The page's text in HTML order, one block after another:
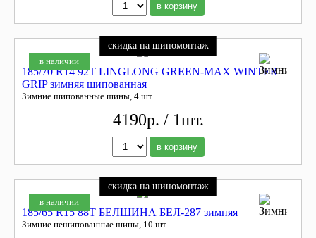
в корзину
в наличии
скидка на шиномонтаж
185/70 R14 92T LINGLONG GREEN-MAX WINTER
GRIP зимняя шипованная
Зимние шипованные шины, 4 шт
4190р. / 1шт.
в корзину
в наличии
скидка на шиномонтаж
185/65 R15 88T БЕЛШИНА БЕЛ-287 зимняя
Зимние нешипованные шины, 10 шт